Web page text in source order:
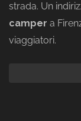
strada. Un
camper a
viaggiatori.